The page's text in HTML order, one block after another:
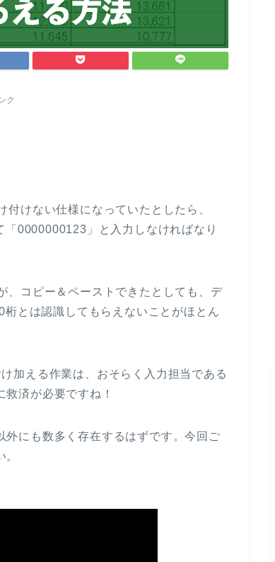
ク
けない仕様になっていたとしたら、
「0000000123」と入力しなければなり
、コピー＆ペーストできたとしても、デ
とは認識してもらえないことがほとん
加える作業は、おそらく入力担当である
済が必要ですね！
外にも数多く存在するはずです。今回ご